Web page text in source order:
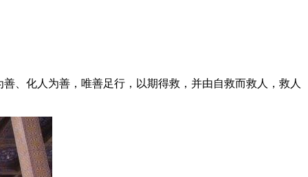
、化人为善，唯善足行，以期得救，并由自救而救人，救人